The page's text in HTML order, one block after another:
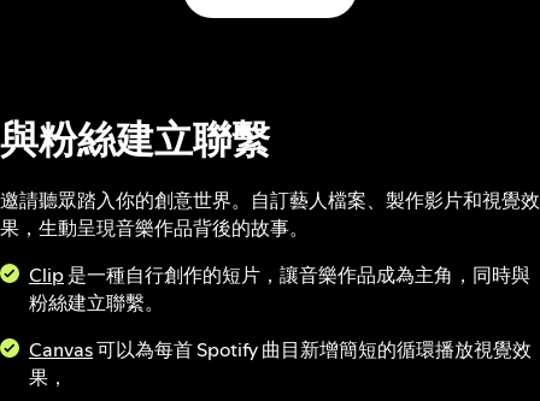
與粉絲建立聯繫
邀請聽眾踏入你的創意世界。自訂藝人檔案、製作影片和視覺效
果，生動呈現音樂作品背後的故事。
Clip是一種自行創作的短片，讓音樂作品成為主角，同時與
粉絲建立聯繫。
Canvas可以為每首 Spotify 曲目新增簡短的循環播放視覺效
果，